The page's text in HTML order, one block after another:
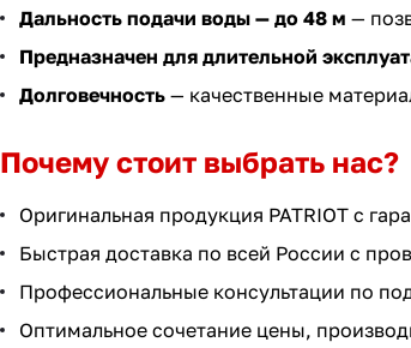
Дальность подачи воды — до 48 м —
Предназначен для длительной
Долговечность — качественные
Почему стоит выбрать нас?
Оригинальная продукция PATRIOT с
Быстрая доставка по всей России с
Профессиональные консультации по
Оптимальное сочетание цены,